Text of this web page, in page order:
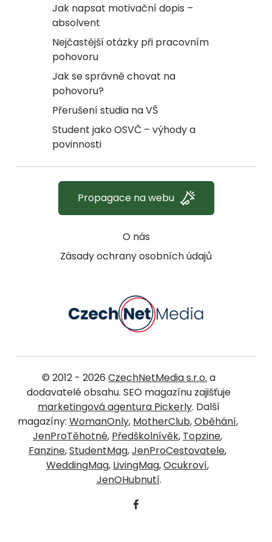
Jak napsat motivační dopis –
absolvent
Nejčastější otázky při pracovním
pohovoru
Jak se správně chovat na
pohovoru?
Přerušení studia na VŠ
Student jako OSVČ – výhody a
povinnosti
O nás
Zásady ochrany osobních údajů
Propagace na webu
© 2012 - 2026 CzechNetMedia s.r.o. a
dodavatelé obsahu. SEO magazínu zajišťuje
marketingová agentura Pickerly. Další
magazíny: WomanOnly, MotherClub,Oběhání,
JenProTěhotné, Předškolnívěk, Topzine,
Fanzine,StudentMag,JenProCestovatele,
WeddingMag, LivingMag,Ocukroví,
JenOHubnutí.